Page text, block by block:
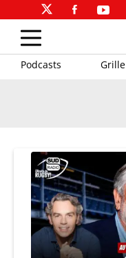
Podcasts Grille